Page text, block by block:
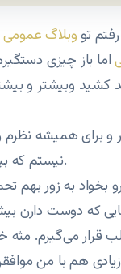
تووبلاگ عمومی
اما باز چیزی
وبیشتر و
و برای همیشه
نیستم که بیشتر موضوع رو کش بدم.
به زور بهم
که دوست دارن
می‌گیرم. مثه
هم با من